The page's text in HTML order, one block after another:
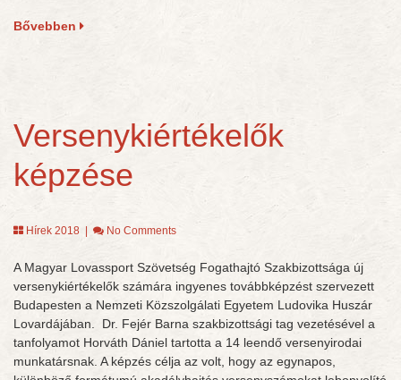
Bővebben
Versenykiértékelők
képzése
Hírek 2018 No Comments
A Magyar Lovassport Szövetség Fogathajtó Szakbizottsága új
versenykiértékelők számára ingyenes továbbképzést szervezett
Budapesten a Nemzeti Közszolgálati Egyetem Ludovika Huszár
Lovardájában. Dr. Fejér Barna szakbizottsági tag vezetésével a
tanfolyamot Horváth Dániel tartotta a 14 leendő versenyirodai
munkatársnak. A képzés célja az volt, hogy az egynapos,